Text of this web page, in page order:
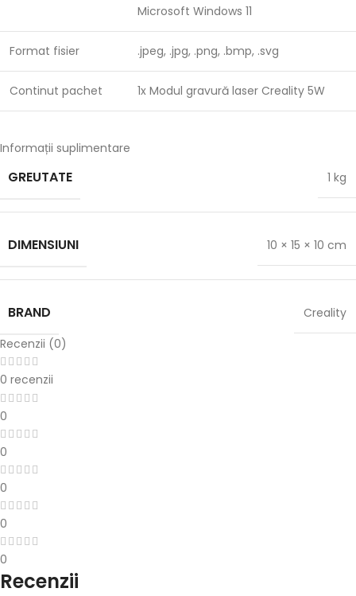
Microsoft Windows 11
Format fisier .jpeg, .jpg, .png, .bmp, .svg
Continut pachet 1x Modul gravură laser Creality 5W
Informații suplimentare
GREUTATE 1 kg
DIMENSIUNI 10 × 15 × 10 cm
BRAND
Creality
Recenzii (0)
0 recenzii
0
0
0
0
0
Recenzii